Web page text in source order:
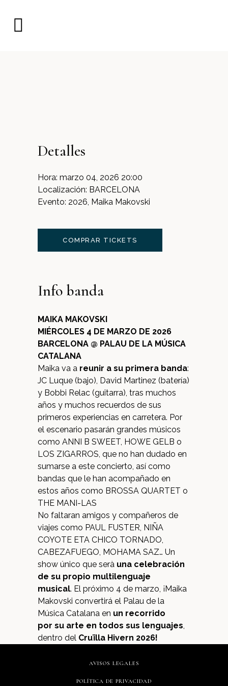
Detalles
Hora: marzo 04, 2026 20:00
Localización: BARCELONA
Evento: 2026, Maika Makovski
COMPRAR TICKETS
Info banda
MAIKA MAKOVSKI
MIÉRCOLES 4 DE MARZO DE 2026
BARCELONA @ PALAU DE LA MÚSICA
CATALANA
Maika va a reunir a su primera banda:
JC Luque (bajo), David Martinez (batería)
y Bobbi Relac (guitarra), tras muchos
años y muchos recuerdos de sus
primeros experiencias en carretera. Por
el escenario pasarán grandes músicos
como ANNI B SWEET, HOWE GELB o
LOS ZIGARROS, que no han dudado en
sumarse a este concierto, así como
bandas que le han acompañado en
estos años como BROSSA QUARTET o
THE MANI-LAS
No faltaran amigos y compañeros de
viajes como PAUL FUSTER, NIÑA
COYOTE ETA CHICO TORNADO,
CABEZAFUEGO, MOHAMA SAZ… Un
show único que serà una celebración
de su propio multilenguaje
musical. El próximo 4 de marzo, ¡Maika
Makovski convertirá el Palau de la
Música Catalana en un recorrido
por su arte en todos sus lenguajes,
dentro del Cruïlla Hivern 2026!
AVISOS LEGALES
POLÍTICA DE PRIVACIDAD